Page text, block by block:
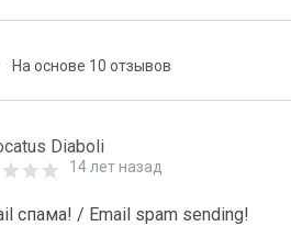
На основе 10 отзывов
Diaboli
14 лет назад
спама! / Email spam sending!